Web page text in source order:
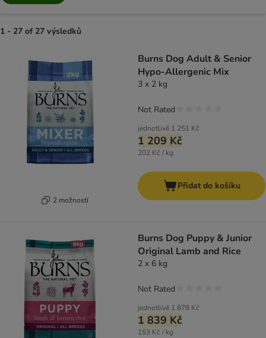
1 - 27 of 27 výsledků
2 možností
Burns Dog Adult & Senior
Hypo-Allergenic Mix
3 x 2 kg
jednotlivě 1 251 Kč
1 209 Kč
202 Kč / kg
Not Rated
Přidat do košíku
Burns Dog Puppy & Junior
Original Lamb and Rice
2 x 6 kg
jednotlivě 1 878 Kč
1 839 Kč
153 Kč / kg
Not Rated